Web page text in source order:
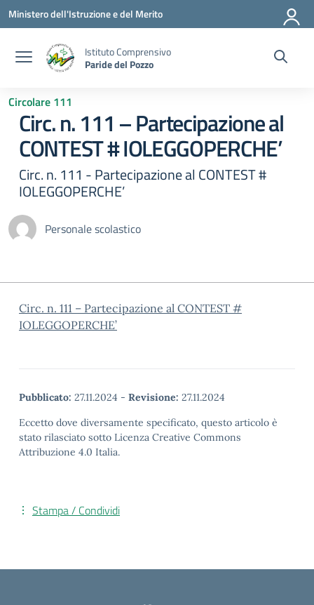
Vai ai contenuti
Vai al menu di navigazione
Vai al footer
Ministero dell'Istruzione e del Merito
Istituto Comprensivo
Paride del Pozzo
Circolare 111
Circ. n. 111 – Partecipazione al
CONTEST # IOLEGGOPERCHE’
Circ. n. 111 - Partecipazione al CONTEST #
IOLEGGOPERCHE’
Personale scolastico
Circ. n. 111 – Partecipazione al CONTEST #
IOLEGGOPERCHE’
Pubblicato: 27.11.2024 - Revisione: 27.11.2024
Eccetto dove diversamente specificato, questo articolo è
stato rilasciato sotto Licenza Creative Commons
Attribuzione 4.0 Italia.
Stampa / Condividi